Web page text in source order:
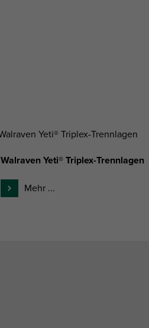
Walraven Yeti® Triplex-Trennlagen
Mehr ...